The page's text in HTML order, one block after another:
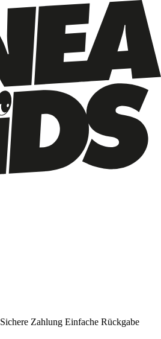
Sichere Zahlung Einfache Rückgabe